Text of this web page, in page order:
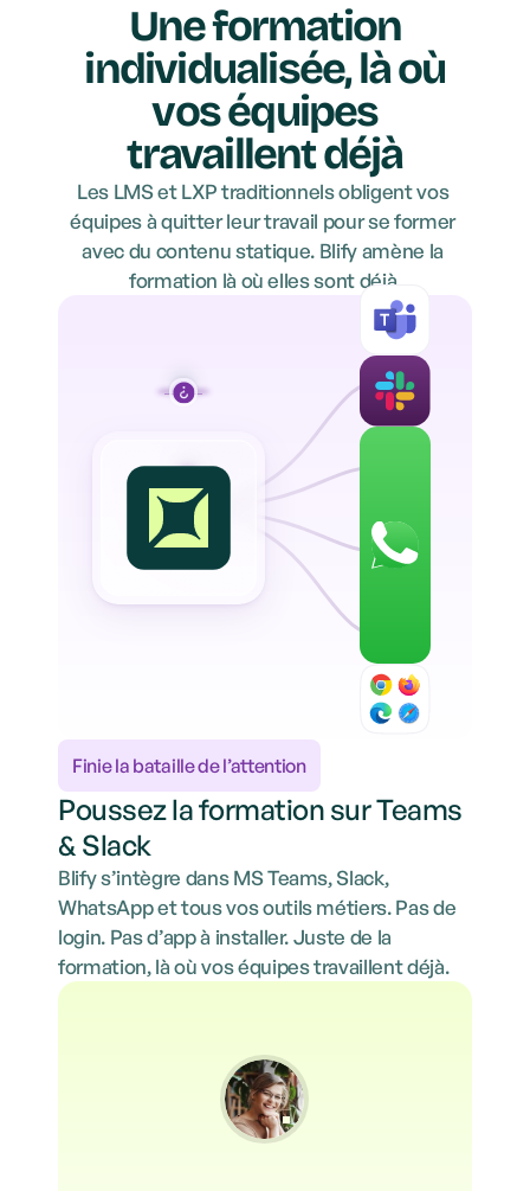
Une formation
individualisée, là où
vos équipes
travaillent déjà
Les LMS et LXP traditionnels obligent vos
équipes à quitter leur travail pour se former
avec du contenu statique. Blify amène la
formation là où elles sont déjà.
Finie la bataille de l’attention
Poussez la formation sur Teams
& Slack
Blify s’intègre dans MS Teams, Slack,
WhatsApp et tous vos outils métiers. Pas de
login. Pas d’app à installer. Juste de la
formation, là où vos équipes travaillent déjà.